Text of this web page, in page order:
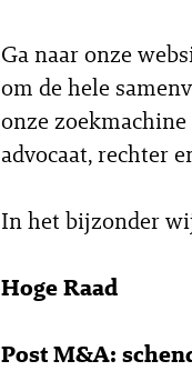
Ga naar onze
om de hele
onze
advocaat, rechter
In het bijzonder
Hoge Raad
Post M&A: